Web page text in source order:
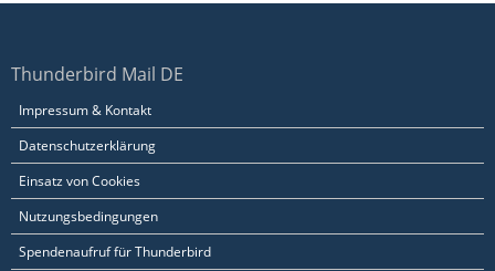
Thunderbird Mail DE
Impressum & Kontakt
Datenschutzerklärung
Einsatz von Cookies
Nutzungsbedingungen
Spendenaufruf für Thunderbird